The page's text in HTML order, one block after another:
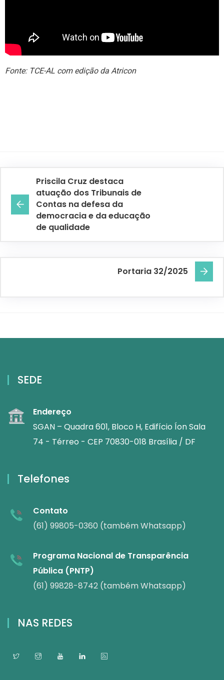
Fonte: TCE-AL com edição da Atricon
Priscila Cruz destaca
atuação dos Tribunais de
Contas na defesa da
democracia e da educação
de qualidade
Portaria 32/2025
SEDE
Endereço
SGAN – Quadra 601, Bloco H, Edifício Íon Sala
74 - Térreo - CEP 70830-018 Brasília / DF
Telefones
Contato
(61) 99805-0360 (também Whatsapp)
Programa Nacional de Transparência
Pública (PNTP)
(61) 99828-8742 (também Whatsapp)
NAS REDES